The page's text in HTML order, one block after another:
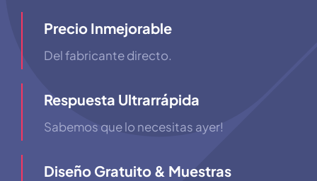
Precio Inmejorable
Del fabricante directo.
Respuesta Ultrarrápida
Sabemos que lo necesitas ayer!
Diseño Gratuito & Muestras